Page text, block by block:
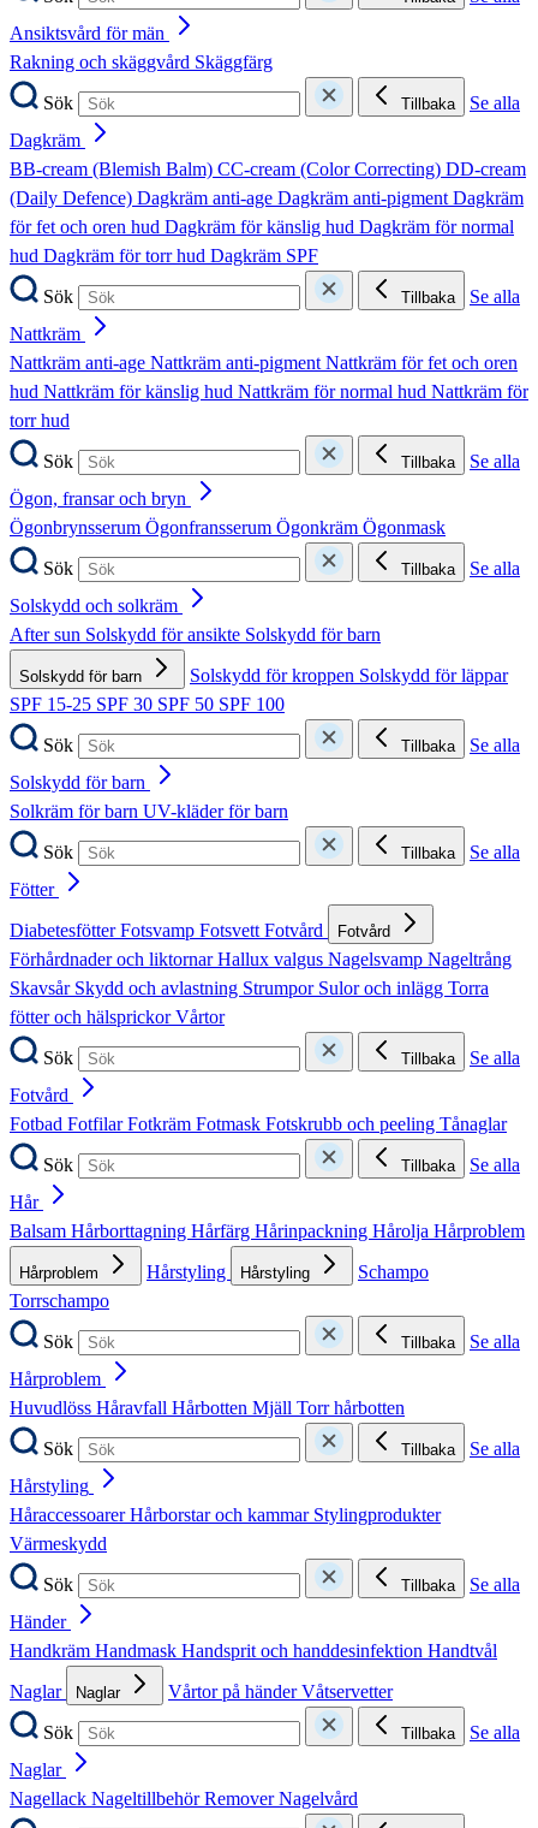
Ansiktsvård för män
Rakning och skäggvård Skäggfärg
Sök
Tillbaka
Se alla
Dagkräm
BB-cream (Blemish Balm) CC-cream (Color Correcting) DD-cream
(Daily Defence) Dagkräm anti-age Dagkräm anti-pigmentDagkräm
för fet och oren hud Dagkräm för känslig hud Dagkräm för normal
hud Dagkräm för torr hud Dagkräm SPF
Sök
Tillbaka
Se alla
Nattkräm
Nattkräm anti-age Nattkräm anti-pigmentNattkräm för fet och oren
hud Nattkräm för känslig hud Nattkräm för normal hud Nattkräm för
torr hud
Sök
Tillbaka
Se alla
Ögon, fransar och bryn
Ögonbrynsserum Ögonfransserum Ögonkräm Ögonmask
Sök
Tillbaka
Se alla
Solskydd och solkräm
After sun Solskydd för ansikte Solskydd för barn
Solskydd för barn Solskydd för kroppen Solskydd för läppar
SPF 15-25 SPF 30 SPF 50 SPF 100
Sök
Tillbaka
Se alla
Solskydd för barn
Solkräm för barn UV-kläder för barn
Sök
Tillbaka
Se alla
Fötter
DiabetesfötterFotsvamp FotsvettFotvård Fotvård
Förhårdnader och liktornarHallux valgus Nagelsvamp Nageltrång
Skavsår Skydd och avlastning Strumpor Sulor och inlägg Torra
fötter och hälsprickorVårtor
Sök
Tillbaka
Se alla
Fotvård
Fotbad FotfilarFotkräm Fotmask Fotskrubb och peeling Tånaglar
Sök
Tillbaka
Se alla
Hår
Balsam Hårborttagning Hårfärg Hårinpackning Hårolja Hårproblem
Hårproblem Hårstyling Hårstyling
Schampo
Torrschampo
Sök
Tillbaka
Se alla
Hårproblem
Huvudlöss Håravfall Hårbotten Mjäll Torr hårbotten
Sök
Tillbaka
Se alla
Hårstyling
HåraccessoarerHårborstar och kammar Stylingprodukter
Värmeskydd
Sök
Tillbaka
Se alla
Händer
Handkräm Handmask Handsprit och handdesinfektion Handtvål
Naglar
Naglar Vårtor på händerVåtservetter
Sök
Tillbaka
Se alla
Naglar
Nagellack NageltillbehörRemoverNagelvård